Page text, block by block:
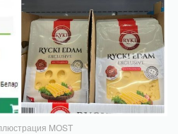
MOST